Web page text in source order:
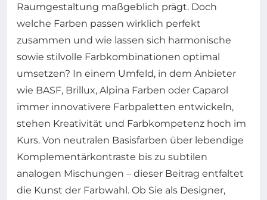
Raumgestaltung maßgeblich prägt. Doch
welche Farben passen wirklich perfekt
zusammen und wie lassen sich harmonische
sowie stilvolle Farbkombinationen optimal
umsetzen? In einem Umfeld, in dem Anbieter
wie BASF, Brillux, Alpina Farben oder Caparol
immer innovativere Farbpaletten entwickeln,
stehen Kreativität und Farbkompetenz hoch im
Kurs. Von neutralen Basisfarben über lebendige
Komplementärkontraste bis zu subtilen
analogen Mischungen – dieser Beitrag entfaltet
die Kunst der Farbwahl. Ob Sie als Designer,